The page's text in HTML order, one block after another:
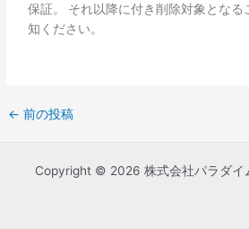
保証。 それ以降に付き削除対象となる
知ください。
← 前の投稿
Copyright © 2026 株式会社パラダイ